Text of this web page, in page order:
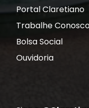
Portal Claretiano
Trabalhe
Bolsa Social
Ouvidoria